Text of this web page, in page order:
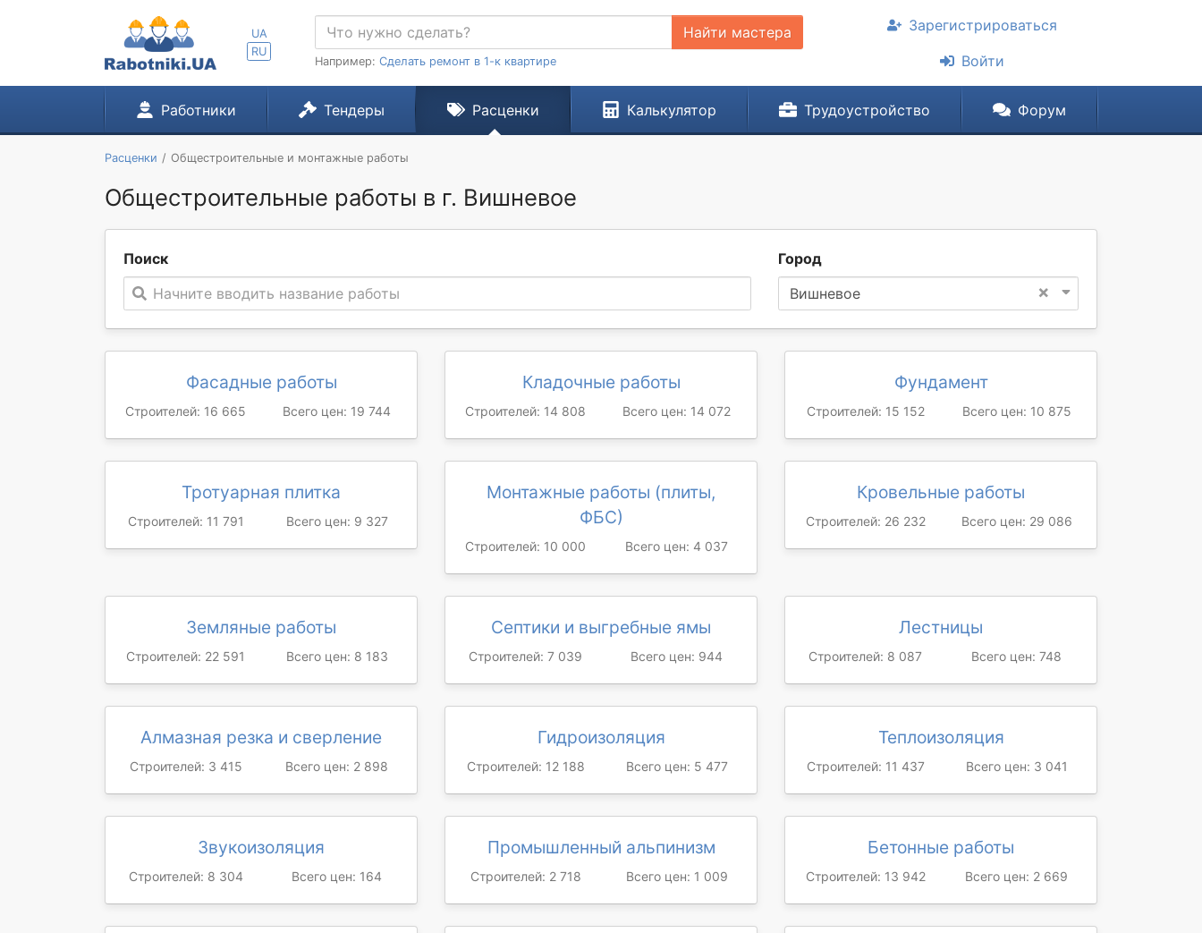
UA
RU
Найти мастера
Например: Сделать ремонт в 1-к квартире
Зарегистрироваться
Войти
Работники Тендеры Расценки Калькулятор Трудоустройство Форум
Расценки Общестроительные и монтажные работы
Общестроительные работы в г. Вишневое
Поиск
Начните вводить название работы
Город
×
Вишневое
Фасадные работы
Строителей: 16 665 Всего цен: 19 744
Кладочные работы
Строителей: 14 808 Всего цен: 14 072
Фундамент
Строителей: 15 152 Всего цен: 10 875
Тротуарная плитка
Строителей: 11 791 Всего цен: 9 327
Монтажные работы (плиты,
ФБС)
Строителей: 10 000 Всего цен: 4 037
Кровельные работы
Строителей: 26 232 Всего цен: 29 086
Земляные работы
Строителей: 22 591 Всего цен: 8 183
Септики и выгребные ямы
Строителей: 7 039 Всего цен: 944
Лестницы
Строителей: 8 087 Всего цен: 748
Алмазная резка и сверление
Строителей: 3 415 Всего цен: 2 898
Гидроизоляция
Строителей: 12 188 Всего цен: 5 477
Теплоизоляция
Строителей: 11 437 Всего цен: 3 041
Звукоизоляция
Строителей: 8 304 Всего цен: 164
Промышленный альпинизм
Строителей: 2 718 Всего цен: 1 009
Бетонные работы
Строителей: 13 942 Всего цен: 2 669